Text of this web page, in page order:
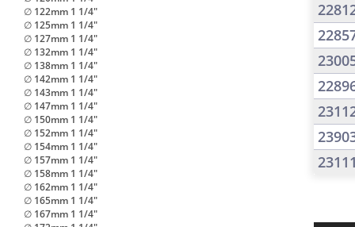
∅ 122mm 1 1/4"
∅ 125mm 1 1/4"
∅ 127mm 1 1/4"
∅ 132mm 1 1/4"
∅ 138mm 1 1/4"
∅ 142mm 1 1/4"
∅ 143mm 1 1/4"
∅ 147mm 1 1/4"
∅ 150mm 1 1/4"
∅ 152mm 1 1/4"
∅ 154mm 1 1/4"
∅ 157mm 1 1/4"
∅ 158mm 1 1/4"
∅ 162mm 1 1/4"
∅ 165mm 1 1/4"
∅ 167mm 1 1/4"